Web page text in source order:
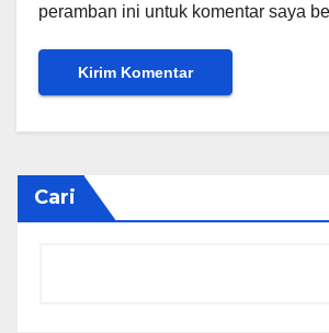
peramban ini untuk komentar saya
Cari